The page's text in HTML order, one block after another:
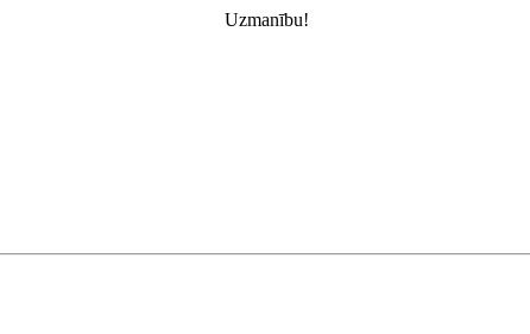
Uzmanību!